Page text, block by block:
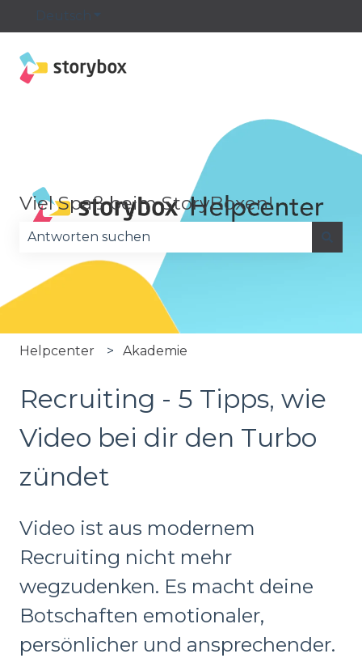
Deutsch Untermenü für Übersetzungen
Viel Spaß beim StoryBoxen!
Es gibt keine Vorschläge, da das Suchfeld leer
Helpcenter Akademie
Recruiting - 5 Tipps, wie
Video bei dir den Turbo
zündet
Video ist aus modernem
Recruiting nicht mehr
wegzudenken. Es macht deine
Botschaften emotionaler,
persönlicher und ansprechender.